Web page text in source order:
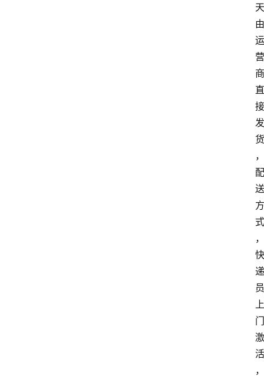
天
由
运
营
商
直
接
发
货
，
配
送
方
式
，
快
递
员
上
门
激
活
，